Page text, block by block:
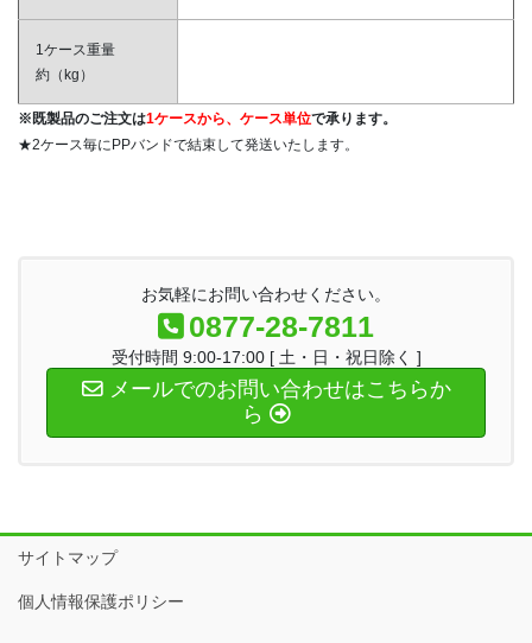
1ケース重量
約（kg）
※既製品のご注文は1ケースから、ケース単位で承ります。
★2ケース毎にPPバンドで結束して発送いたします。
お気軽にお問い合わせください。
0877-28-7811
受付時間 9:00-17:00 [ 土・日・祝日除く ]
メールでのお問い合わせはこちらか
ら
サイトマップ
個人情報保護ポリシー